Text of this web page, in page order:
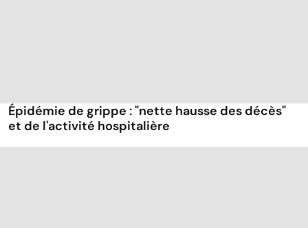
Épidémie de grippe : "nette hausse des décès"
et de l'activité hospitalière